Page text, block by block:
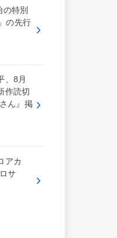
特別
の先行
、8月
作読切
ん』掲
アカ
サ